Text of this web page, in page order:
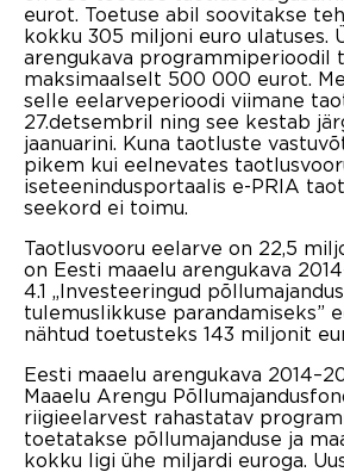
eurot. Toetuse abil soovitakse
kokku 305 miljoni euro ulatuses.
arengukava programmiperioodil
maksimaalselt 500 000 eurot.
selle eelarveperioodi viimane
27.detsembril ning see kestab
jaanuarini. Kuna taotluste
pikem kui eelnevates
iseteenindusportaalis e-PRIA
seekord ei toimu.
Taotlusvooru eelarve on 22,5
on Eesti maaelu arengukava
4.1 „Investeeringud
tulemuslikkuse parandamiseks”
nähtud toetusteks 143 miljonit
Eesti maaelu arengukava
Maaelu Arengu
riigieelarvest rahastatav
toetatakse põllumajanduse ja
kokku ligi ühe miljardi euroga.